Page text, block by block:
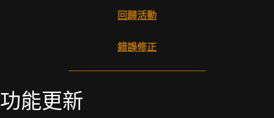
回歸活動
錯誤修正
功能更新